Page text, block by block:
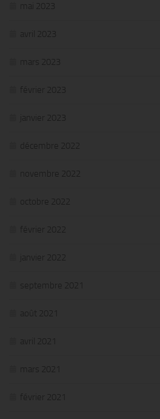
mai 2023
avril 2023
mars 2023
février 2023
janvier 2023
décembre 2022
novembre 2022
octobre 2022
février 2022
janvier 2022
septembre 2021
août 2021
avril 2021
mars 2021
février 2021